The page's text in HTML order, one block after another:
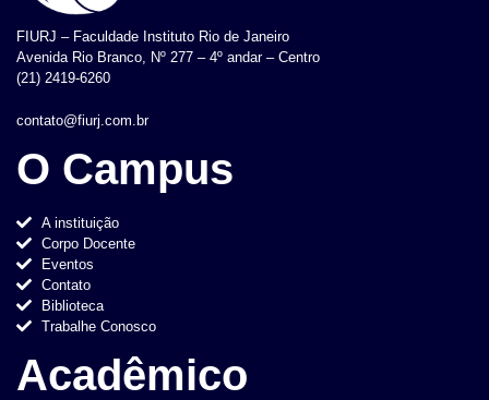
FIURJ – Faculdade Instituto Rio de Janeiro
Avenida Rio Branco, Nº 277 – 4º andar – Centro
(21) 2419-6260
contato@fiurj.com.br
O Campus
A instituição
Corpo Docente
Eventos
Contato
Biblioteca
Trabalhe Conosco
Acadêmico